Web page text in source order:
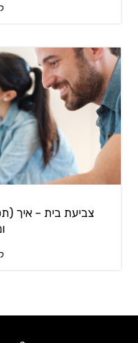
צביעת בית – איך